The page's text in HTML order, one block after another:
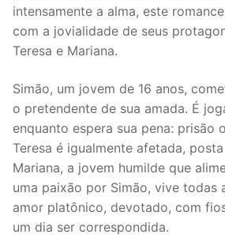
intensamente a alma, este
com a jovialidade de seus
Teresa e Mariana.
Simão, um jovem de 16 anos,
o pretendente de sua amada. É
enquanto espera sua pena: prisão
Teresa é igualmente afetada,
Mariana, a jovem humilde que
uma paixão por Simão, vive todas
amor platônico, devotado, com
um dia ser correspondida.